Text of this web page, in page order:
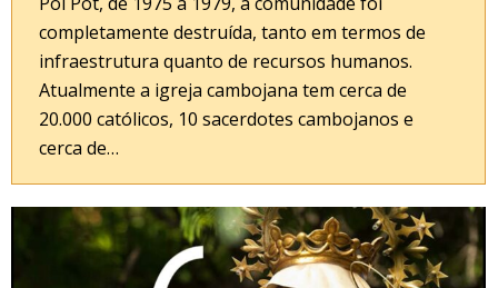
completamente destruída, tanto em termos de
infraestrutura quanto de recursos humanos.
Atualmente a igreja cambojana tem cerca de
20.000 católicos, 10 sacerdotes cambojanos e
cerca de…